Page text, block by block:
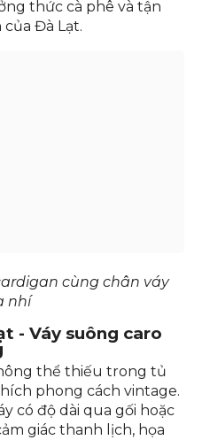
set đồ không chỉ giữ
thanh lịch, trẻ
cùng chân váy
nhí
- Váy suông caro
thể thiếu trong tủ